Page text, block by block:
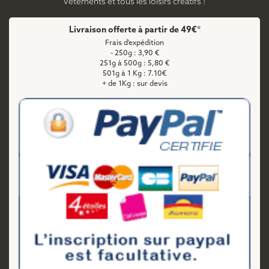
vêtements et tous les loisirs créatifs !
Livraison offerte à partir de 49€*
Frais d'expédition
- 250g : 3,90 €
251g à 500g : 5,80 €
501g à 1 Kg : 7.10€
+ de 1Kg : sur devis